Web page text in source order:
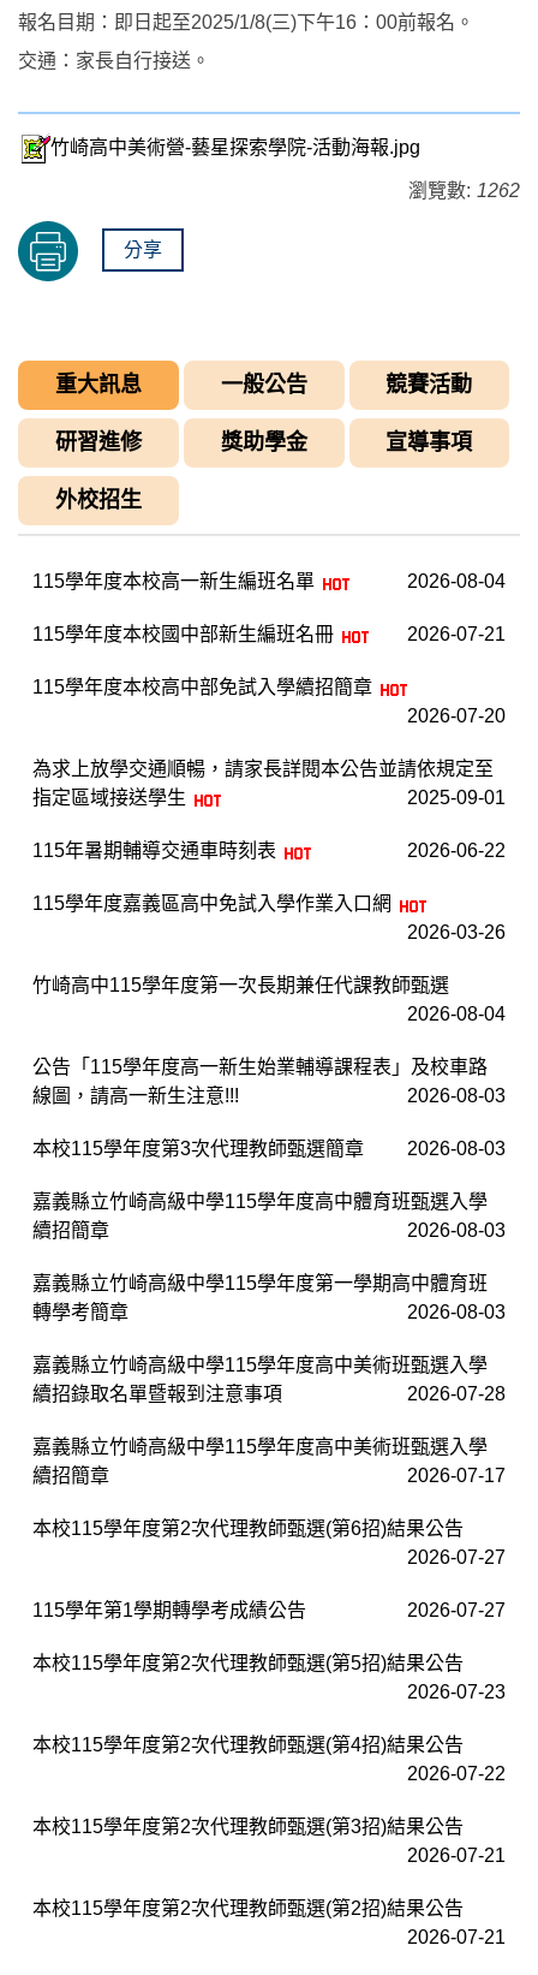
報名目期：即日起至2025/1/8(三)下午16：00前報名。
交通：家長自行接送。
竹崎高中美術營-藝星探索學院-活動海報.jpg
瀏覽數: 1262
分享
重大訊息 一般公告 競賽活動
研習進修 獎助學金 宣導事項
外校招生
115學年度本校高一新生編班名單 2026-08-04
115學年度本校國中部新生編班名冊 2026-07-21
115學年度本校高中部免試入學續招簡章
2026-07-20
為求上放學交通順暢，請家長詳閱本公告並請依規定至
指定區域接送學生
2025-09-01
115年暑期輔導交通車時刻表 2026-06-22
115學年度嘉義區高中免試入學作業入口網
2026-03-26
竹崎高中115學年度第一次長期兼任代課教師甄選
2026-08-04
公告「115學年度高一新生始業輔導課程表」及校車路
線圖，請高一新生注意!!!
2026-08-03
本校115學年度第3次代理教師甄選簡章 2026-08-03
嘉義縣立竹崎高級中學115學年度高中體育班甄選入學
續招簡章
2026-08-03
嘉義縣立竹崎高級中學115學年度第一學期高中體育班
轉學考簡章
2026-08-03
嘉義縣立竹崎高級中學115學年度高中美術班甄選入學
續招錄取名單暨報到注意事項
2026-07-28
嘉義縣立竹崎高級中學115學年度高中美術班甄選入學
續招簡章
2026-07-17
本校115學年度第2次代理教師甄選(第6招)結果公告
2026-07-27
115學年第1學期轉學考成績公告 2026-07-27
本校115學年度第2次代理教師甄選(第5招)結果公告
2026-07-23
本校115學年度第2次代理教師甄選(第4招)結果公告
2026-07-22
本校115學年度第2次代理教師甄選(第3招)結果公告
2026-07-21
本校115學年度第2次代理教師甄選(第2招)結果公告
2026-07-21